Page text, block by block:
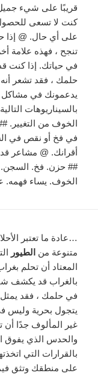
قريبًا على شيء
كنت لا تسعى
على أي حال. @ إذا
تنجح ، فهذه علامة
في حياتك. إذا كنت
حلمك ، فقد تشعر أنه
يدعمونك في مشاكل
بالسيناريوهات
الخوف من التغيير.
في فخ أو نقص في
أقرانك. @ مشاعر
## حزن. فخ. السجن.
الخوف. يساء
…عادة ما تعتبر
متنوعة من الطيور
المعتاد أن تحلم
بالغراب قد يكشف
في حلمك ، فقد يمثل
يتجول بحرية وليس
غير المألوف جدًا
والحدس الذي يفوق
بالقرارات التي
على منطقك وتثق